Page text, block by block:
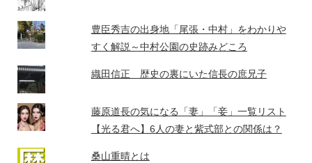
豊臣秀吉の出身地「尾張・中村」をわかりや
すく解説～中村公園の史跡みどころ
織田信正 歴史の裏にいた信長の庶兄子
藤原道長の気になる「妻」「妾」一覧リスト
【光る君へ】6人の妻と紫式部との関係は？
桑山重晴とは